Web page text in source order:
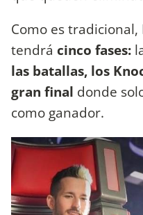
Como es tradicional,
tendrá cinco fases:
las batallas, los
gran final donde
como ganador.